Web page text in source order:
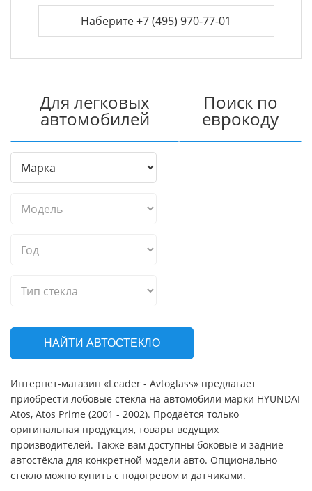
Наберите +7 (495) 970-77-01
Для легковых
автомобилей
Поиск по
еврокоду
НАЙТИ АВТОСТЕКЛО
Интернет-магазин «Leader - Avtoglass» предлагает
приобрести лобовые стёкла на автомобили марки HYUNDAI
Atos, Atos Prime (2001 - 2002). Продаётся только
оригинальная продукция, товары ведущих
производителей. Также вам доступны боковые и задние
автостёкла для конкретной модели авто. Опционально
стекло можно купить с подогревом и датчиками.